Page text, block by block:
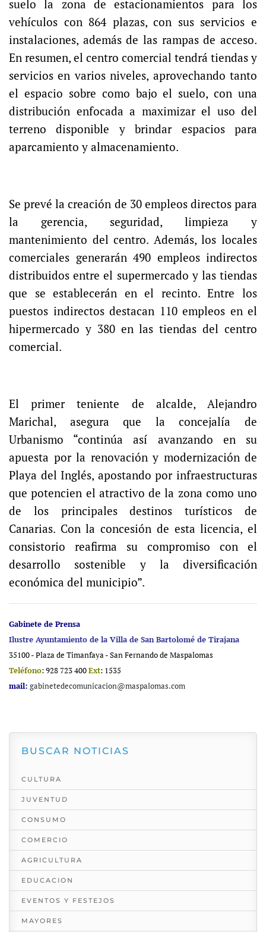
suelo la zona de estacionamientos para los
vehículos con 864 plazas, con sus servicios e
instalaciones, además de las rampas de acceso.
En resumen, el centro comercial tendrá tiendas y
servicios en varios niveles, aprovechando tanto
el espacio sobre como bajo el suelo, con una
distribución enfocada a maximizar el uso del
terreno disponible y brindar espacios para
aparcamiento y almacenamiento.
Se prevé la creación de 30 empleos directos para
la gerencia, seguridad, limpieza y
mantenimiento del centro. Además, los locales
comerciales generarán 490 empleos indirectos
distribuidos entre el supermercado y las tiendas
que se establecerán en el recinto. Entre los
puestos indirectos destacan 110 empleos en el
hipermercado y 380 en las tiendas del centro
comercial.
El primer teniente de alcalde, Alejandro
Marichal, asegura que la concejalía de
Urbanismo “continúa así avanzando en su
apuesta por la renovación y modernización de
Playa del Inglés, apostando por infraestructuras
que potencien el atractivo de la zona como uno
de los principales destinos turísticos de
Canarias. Con la concesión de esta licencia, el
consistorio reafirma su compromiso con el
desarrollo sostenible y la diversificación
económica del municipio”.
Gabinete de Prensa
Ilustre Ayuntamiento de la Villa de San Bartolomé de Tirajana
35100 - Plaza de Timanfaya - San Fernando de Maspalomas
Teléfono: 928 723 400Ext: 1535
mail: gabinetedecomunicacion@maspalomas.com
BUSCAR NOTICIAS
CULTURA
JUVENTUD
CONSUMO
COMERCIO
AGRICULTURA
EDUCACION
EVENTOS Y FESTEJOS
MAYORES